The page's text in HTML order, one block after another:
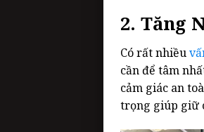
2. Tăng
Có rất nhiều
cần để tâm
cảm giác an
trọng giúp giữ